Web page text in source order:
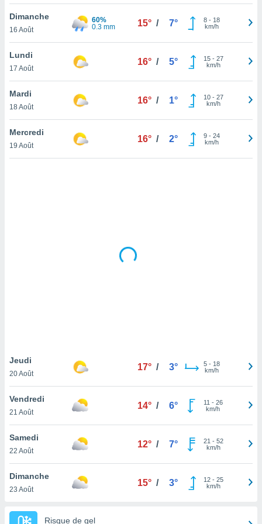
votre
à
en
le
notre
que
et que
Dimanche
16 Août
60%
0.3 mm
15° / 7° 8- 18
km/h
Lundi
17 Août
16° / 5° 15- 27
km/h
Mardi
18 Août
16° / 1° 10- 27
km/h
Mercredi
19 Août
16° / 2° 9- 24
km/h
Jeudi
20 Août
17° / 3° 5- 18
km/h
Vendredi
21 Août
14° / 6° 11 - 26
km/h
Samedi
22 Août
12° / 7° 21 - 52
km/h
Dimanche
23 Août
15° / 3° 12- 25
km/h
Risque de gel